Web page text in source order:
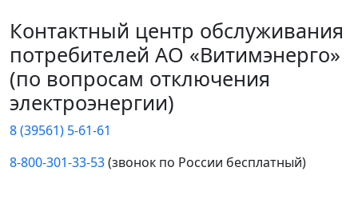
Контактный центр обслуживания
потребителей АО «Витимэнерго»
(по вопросам отключения
электроэнергии)
8 (39561) 5-61-61
8-800-301-33-53(звонок по России бесплатный)